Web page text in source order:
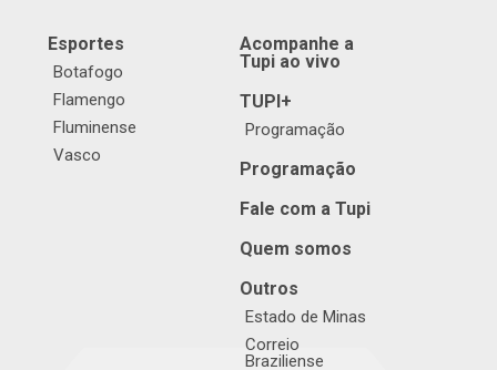
Esportes
Botafogo
Flamengo
Fluminense
Vasco
Acompanhe a
Tupi ao vivo
TUPI+
Programação
Programação
Fale com a Tupi
Quem somos
Outros
Estado de Minas
Correio
Braziliense